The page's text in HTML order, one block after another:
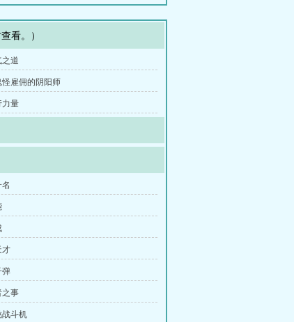
看。）
道
雇佣的阴阳师
力量
才
弹
之事
战斗机